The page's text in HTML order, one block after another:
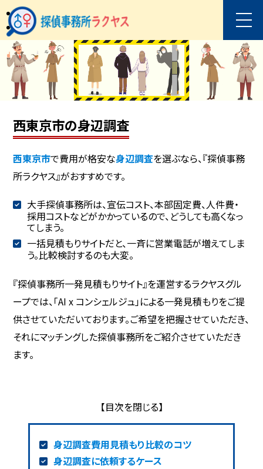
西東京市の身辺調査
西東京市で費用が格安な身辺調査を選ぶなら、『探偵事務
所ラクヤス』がおすすめです。
大手探偵事務所は、宣伝コスト、本部固定費、人件費・
採用コストなどがかかっているので、どうしても高くなっ
てしまう。
一括見積もりサイトだと、一斉に営業電話が増えてしま
う。比較検討するのも大変。
『探偵事務所一発見積もりサイト』を運営するラクヤスグル
ープでは、「AI x コンシェルジュ」による一発見積もりをご提
供させていただいております。ご希望を把握させていただき、
それにマッチングした探偵事務所をご紹介させていただき
ます。
身辺調査費用見積もり比較のコツ
身辺調査に依頼するケース